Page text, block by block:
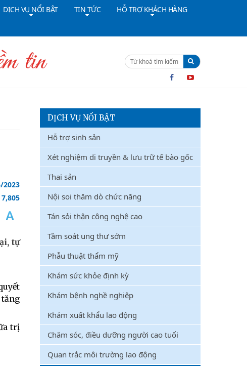
DỊCH VỤ NỔI BẬT TIN TỨC
HỖ TRỢ KHÁCH HÀNG
2023
tự
trị
DỊCH VỤ NỔI BẬT
Hỗ trợ sinh sản
Xét nghiệm di truyền & lưu trữ tế bào gốc
Thai sản
Nội soi thăm dò chức năng
Tán sỏi thận công nghệ cao
Tầm soát ung thư sớm
Phẫu thuật thẩm mỹ
Khám sức khỏe định kỳ
Khám bệnh nghề nghiệp
Khám xuất khẩu lao động
Chăm sóc, điều dưỡng người cao tuổi
Quan trắc môi trường lao động